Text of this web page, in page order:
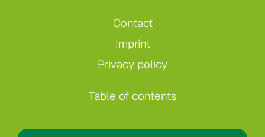
Contact
Imprint
Privacy policy
Table of contents